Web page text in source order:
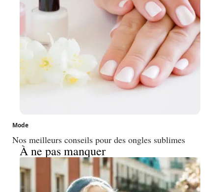
Mode
Nos meilleurs conseils pour des ongles sublimes
À ne pas manquer